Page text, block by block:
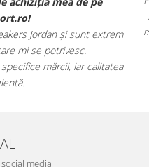
Jordan și sunt extrem
mi se potrivesc.
mărcii, iar calitatea
media